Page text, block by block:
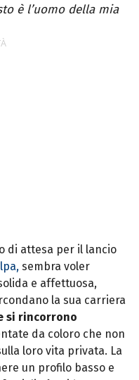
è l’uomo della mia
di attesa per il lancio
sembra voler
e affettuosa,
la sua carriera
si rincorrono
da coloro che non
loro vita privata. La
un profilo basso e